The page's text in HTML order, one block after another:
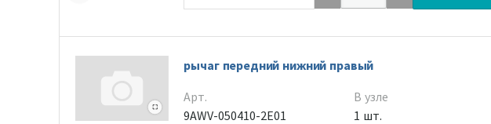
рычаг передний нижний правый
Арт.
9AWV-050410-2E01
В узле
1 шт.